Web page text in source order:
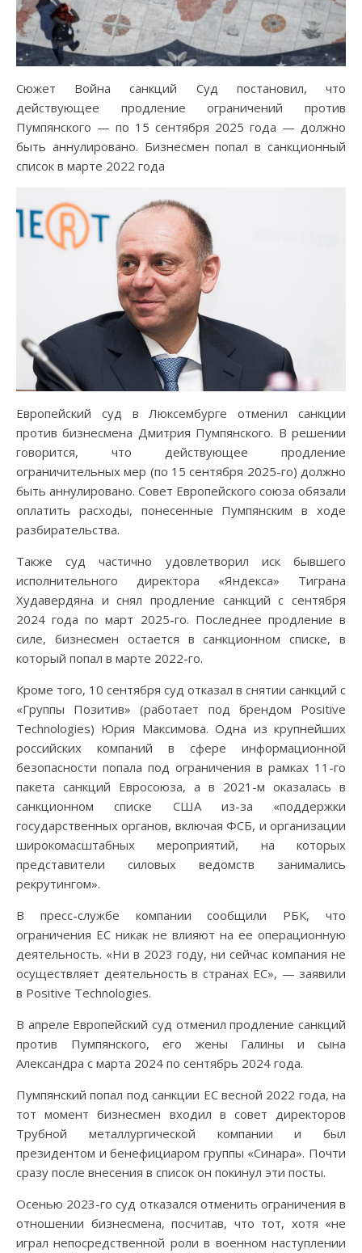
Сюжет Война санкций Суд постановил, что
действующее продление ограничений против
Пумпянского — по 15 сентября 2025 года — должно
быть аннулировано. Бизнесмен попал в санкционный
список в марте 2022 года
Европейский суд в Люксембурге отменил санкции
против бизнесмена Дмитрия Пумпянского. В решении
говорится, что действующее продление
ограничительных мер (по 15 сентября 2025-го) должно
быть аннулировано. Совет Европейского союза обязали
оплатить расходы, понесенные Пумпянским в ходе
разбирательства.
Также суд частично удовлетворил иск бывшего
исполнительного директора «Яндекса» Тиграна
Худавердяна и снял продление санкций с сентября
2024 года по март 2025-го. Последнее продление в
силе, бизнесмен остается в санкционном списке, в
который попал в марте 2022-го.
Кроме того, 10 сентября суд отказал в снятии санкций с
«Группы Позитив» (работает под брендом Positive
Technologies) Юрия Максимова. Одна из крупнейших
российских компаний в сфере информационной
безопасности попала под ограничения в рамках 11-го
пакета санкций Евросоюза, а в 2021-м оказалась в
санкционном списке США из-за «поддержки
государственных органов, включая ФСБ, и организации
широкомасштабных мероприятий, на которых
представители силовых ведомств занимались
рекрутингом».
В пресс-службе компании сообщили РБК, что
ограничения ЕС никак не влияют на ее операционную
деятельность. «Ни в 2023 году, ни сейчас компания не
осуществляет деятельность в странах ЕС», — заявили
в Positive Technologies.
В апреле Европейский суд отменил продление санкций
против Пумпянского, его жены Галины и сына
Александра с марта 2024 по сентябрь 2024 года.
Пумпянский попал под санкции ЕС весной 2022 года, на
тот момент бизнесмен входил в совет директоров
Трубной металлургической компании и был
президентом и бенефициаром группы «Синара». Почти
сразу после внесения в список он покинул эти посты.
Осенью 2023-го суд отказался отменить ограничения в
отношении бизнесмена, посчитав, что тот, хотя «не
играл непосредственной роли в военном наступлении